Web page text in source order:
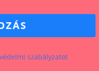
szabályzatot